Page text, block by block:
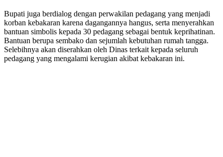
Bupati juga berdialog dengan perwakilan pedagang yang menjadi
korban kebakaran karena dagangannya hangus, serta menyerahkan
bantuan simbolis kepada 30 pedagang sebagai bentuk keprihatinan.
Bantuan berupa sembako dan sejumlah kebutuhan rumah tangga.
Selebihnya akan diserahkan oleh Dinas terkait kepada seluruh
pedagang yang mengalami kerugian akibat kebakaran ini.